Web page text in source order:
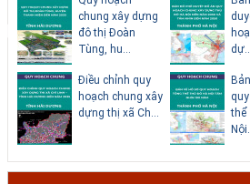
chung xây dựng
đô thị Đoàn
Tùng, hu...
Điều chỉnh quy
hoạch chung xây
dựng thị xã Ch...
thể